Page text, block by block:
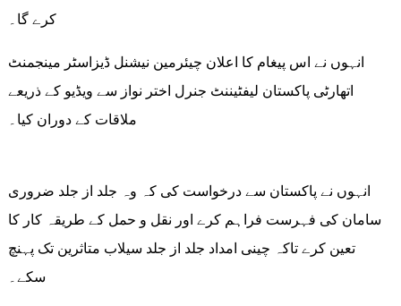
کرے گا۔
انہوں نے اس پیغام کا اعلان چیئرمین نیشنل ڈیزاسٹر مینجمنٹ
اتھارٹی پاکستان لیفٹیننٹ جنرل اختر نواز سے ویڈیو کے ذریعے
ملاقات کے دوران کیا۔
انہوں نے پاکستان سے درخواست کی کہ وہ جلد از جلد ضروری
سامان کی فہرست فراہم کرے اور نقل و حمل کے طریقہ کار کا
تعین کرے تاکہ چینی امداد جلد از جلد سیلاب متاثرین تک پہنچ
سکے۔